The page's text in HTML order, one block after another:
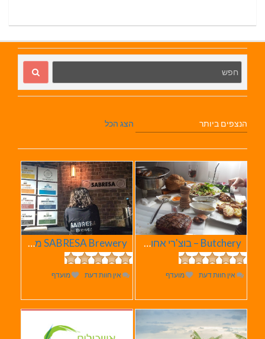
הנצפים ביותר הצג הכל
Butchery – בוצ'רי אחוזת הבשר
אין חוות דעת מועדף
SABRESA Brewery מבשלת שיכר | מבשלת בירה
אין חוות דעת מועדף